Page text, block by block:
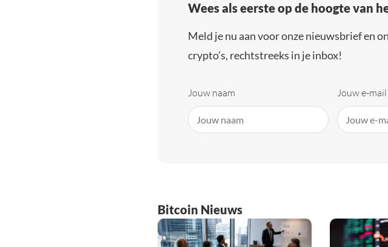
Wees als eerste op de hoogte van
Meld je nu aan voor onze nieuwsbrief en
crypto’s, rechtstreeks in je inbox!
Jouw naam Jouw e-mail
Bitcoin Nieuws